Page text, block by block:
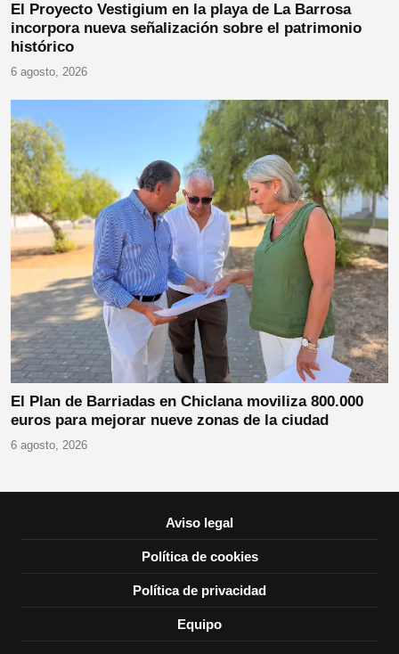
El Proyecto Vestigium en la playa de La Barrosa
incorpora nueva señalización sobre el patrimonio
histórico
6 agosto, 2026
El Plan de Barriadas en Chiclana moviliza 800.000
euros para mejorar nueve zonas de la ciudad
6 agosto, 2026
Aviso legal
Política de cookies
Política de privacidad
Equipo